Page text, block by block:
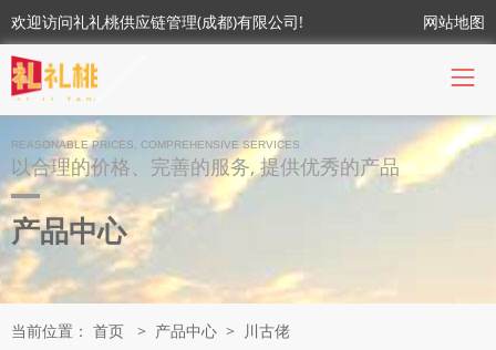
欢迎访问礼礼桃供应链管理(成都)有限公司! 网站地图
REASONABLE PRICES, COMPREHENSIVE SERVICES
以合理的价格、完善的服务, 提供优秀的产品
产品中心
当前位置： 首页 > 产品中心 > 川古佬